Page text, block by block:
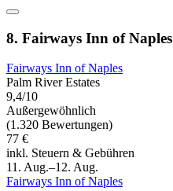
8. Fairways Inn of Naples
Fairways Inn of Naples
Palm River Estates
9,4/10
Außergewöhnlich
(1.320 Bewertungen)
77 €
inkl. Steuern & Gebühren
11. Aug.–12. Aug.
Fairways Inn of Naples